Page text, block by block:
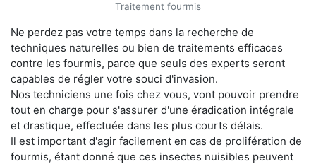
Traitement fourmis
Ne perdez pas votre temps dans la recherche de
techniques naturelles ou bien de traitements efficaces
contre les fourmis, parce que seuls des experts seront
capables de régler votre souci d'invasion.
Nos techniciens une fois chez vous, vont pouvoir prendre
tout en charge pour s'assurer d'une éradication intégrale
et drastique, effectuée dans les plus courts délais.
Il est important d'agir facilement en cas de prolifération de
fourmis, étant donné que ces insectes nuisibles peuvent